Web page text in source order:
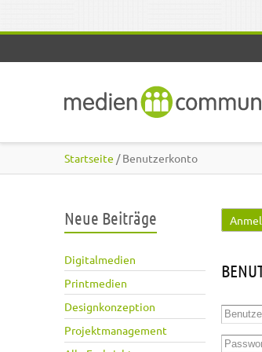
Startseite / Benutzerkonto
Neue Beiträge
Digitalmedien
Printmedien
Designkonzeption
Projektmanagement